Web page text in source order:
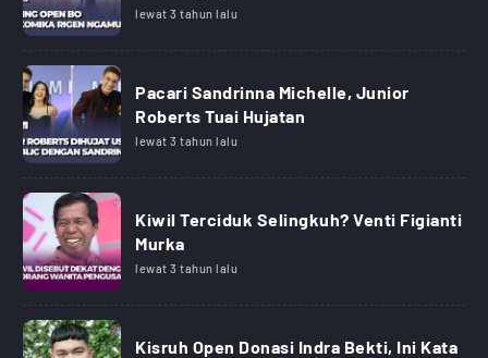
lewat 3 tahun lalu
Pacari Sandrinna Michelle, Junior
Roberts Tuai Hujatan
lewat 3 tahun lalu
Kiwil Terciduk Selingkuh? Venti Figianti
Murka
lewat 3 tahun lalu
Kisruh Open Donasi Indra Bekti, Ini Kata